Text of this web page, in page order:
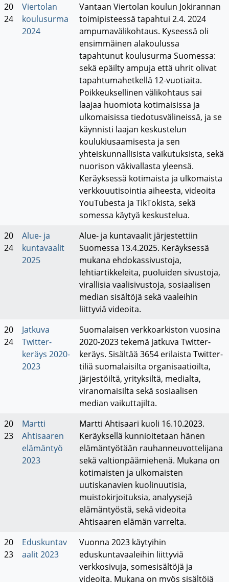
20
24
Viertolan
koulusurma
2024
Vantaan Viertolan koulun Jokirannan
toimipisteessä tapahtui 2.4. 2024
ampumavälikohtaus. Kyseessä oli
ensimmäinen alakoulussa
tapahtunut koulusurma Suomessa:
sekä epäilty ampuja että uhrit olivat
tapahtumahetkellä 12-vuotiaita.
Poikkeuksellinen välikohtaus sai
laajaa huomiota kotimaisissa ja
ulkomaisissa tiedotusvälineissä, ja se
käynnisti laajan keskustelun
koulukiusaamisesta ja sen
yhteiskunnallisista vaikutuksista, sekä
nuorison väkivallasta yleensä.
Keräyksessä kotimaista ja ulkomaista
verkkouutisointia aiheesta, videoita
YouTubesta ja TikTokista, sekä
somessa käytyä keskustelua.
20
24
Alue- ja
kuntavaalit
2025
Alue- ja kuntavaalit järjestettiin
Suomessa 13.4.2025. Keräyksessä
mukana ehdokassivustoja,
lehtiartikkeleita, puoluiden sivustoja,
virallisia vaalisivustoja, sosiaalisen
median sisältöjä sekä vaaleihin
liittyviä videoita.
20
24
Jatkuva
Twitter-
keräys 2020-
2023
Suomalaisen verkkoarkiston vuosina
2020-2023 tekemä jatkuva Twitter-
keräys. Sisältää 3654 erilaista Twitter-
tiliä suomalaisilta organisaatioilta,
järjestöiltä, yrityksiltä, medialta,
viranomaisilta sekä sosiaalisen
median vaikuttajilta.
20
23
Martti
Ahtisaaren
elämäntyö
2023
Martti Ahtisaari kuoli 16.10.2023.
Keräyksellä kunnioitetaan hänen
elämäntyötään rauhanneuvottelijana
sekä valtionpäämiehenä. Mukana on
kotimaisten ja ulkomaisten
uutiskanavien kuolinuutisia,
muistokirjoituksia, analyysejä
elämäntyöstä, sekä videoita
Ahtisaaren elämän varrelta.
20
23
Eduskuntav
aalit 2023
Vuonna 2023 käytyihin
eduskuntavaaleihin liittyviä
verkkosivuja, somesisältöjä ja
videoita. Mukana on myös sisältöjä